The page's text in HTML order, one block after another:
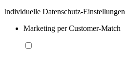
Individuelle Datenschutz-Einstellungen
Marketing per Customer-Match